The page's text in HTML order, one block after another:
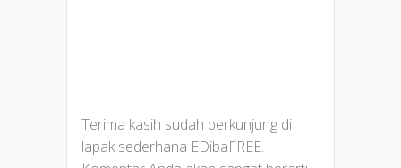
Terima kasih sudah berkunjung di
lapak sederhana EDibaFREE.